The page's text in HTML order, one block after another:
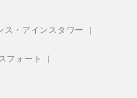
ス・アインスタワー
フォート